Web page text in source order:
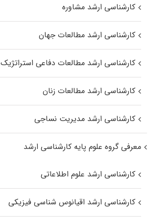
کارشناسی ارشد مشاوره
کارشناسی ارشد مطالعات جهان
کارشناسی ارشد مطالعات دفاعی استراتژیک
کارشناسی ارشد مطالعات زنان
کارشناسی ارشد مدیریت نساجی
معرفی گروه علوم پایه کارشناسی ارشد
کارشناسی ارشد علوم اطلاعاتی
کارشناسی ارشد اقیانوس‌ شناسی فیزیکی